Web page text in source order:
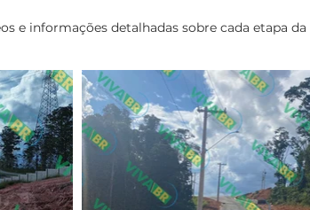
e informações detalhadas sobre cada etapa